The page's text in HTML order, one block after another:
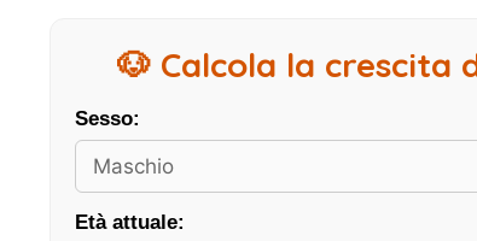
🐶 Calcola la crescita
Sesso:
Età attuale: